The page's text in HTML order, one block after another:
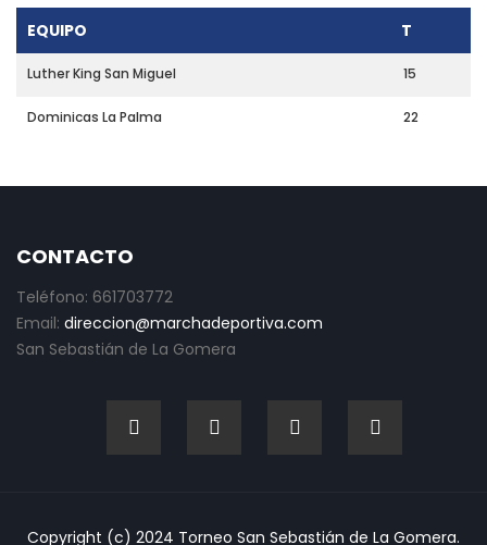
EQUIPO T
Luther King San Miguel 15
Dominicas La Palma 22
CONTACTO
Teléfono: 661703772
Email: direccion@marchadeportiva.com
San Sebastián de La Gomera
Copyright (c) 2024 Torneo San Sebastián de La Gomera.